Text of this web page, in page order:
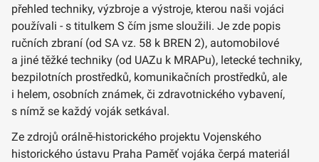
přehled techniky, výzbroje a výstroje, kterou naši vojáci
používali - s titulkem S čím jsme sloužili. Je zde popis
ručních zbraní (od SA vz. 58 k BREN 2), automobilové
a jiné těžké techniky (od UAZu k MRAPu), letecké techniky,
bezpilotních prostředků, komunikačních prostředků, ale
i helem, osobních známek, či zdravotnického vybavení,
s nímž se každý voják setkával.
Ze zdrojů orálně-historického projektu Vojenského
historického ústavu Praha Paměť vojáka čerpá materiál